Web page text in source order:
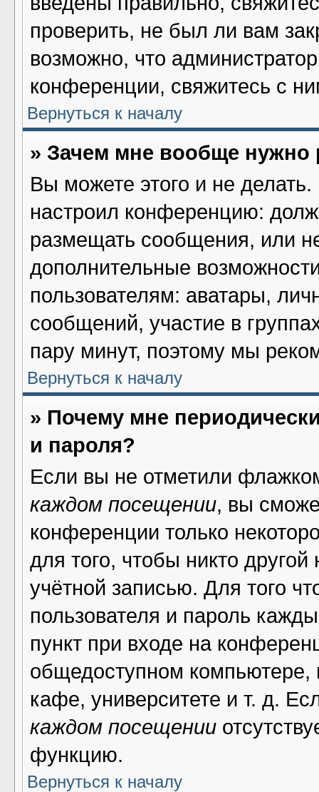
проверить, не был ли вам
возможно, что
конференции, свяжитесь с
Вернуться к началу
» Зачем мне вообще нужно
Вы можете этого и не делать.
настроил конференцию:
размещать сообщения, или
дополнительные
пользователям: аватары,
сообщений, участие в
пару минут, поэтому мы
Вернуться к началу
» Почему мне
и пароля?
Если вы не отметили
каждом посещении, вы
конференции только
для того, чтобы никто
учётной записью. Для того
пользователя и пароль
пункт при входе на
общедоступном компьютере,
кафе, университете и т. д.
каждом посещении
функцию.
Вернуться к началу